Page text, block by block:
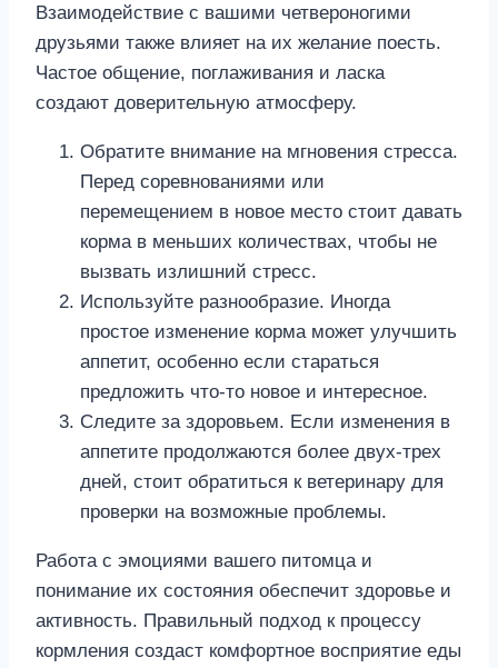
Взаимодействие с вашими четвероногими
друзьями также влияет на их желание поесть.
Частое общение, поглаживания и ласка
создают доверительную атмосферу.
Обратите внимание на мгновения стресса.
Перед соревнованиями или
перемещением в новое место стоит давать
корма в меньших количествах, чтобы не
вызвать излишний стресс.
Используйте разнообразие. Иногда
простое изменение корма может улучшить
аппетит, особенно если стараться
предложить что-то новое и интересное.
Следите за здоровьем. Если изменения в
аппетите продолжаются более двух-трех
дней, стоит обратиться к ветеринару для
проверки на возможные проблемы.
Работа с эмоциями вашего питомца и
понимание их состояния обеспечит здоровье и
активность. Правильный подход к процессу
кормления создаст комфортное восприятие еды